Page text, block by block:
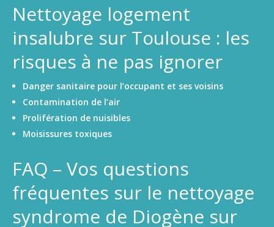
Nettoyage logement
insalubre sur Toulouse : les
risques à ne pas ignorer
Danger sanitaire pour l’occupant et ses voisins
Contamination de l’air
Prolifération de nuisibles
Moisissures toxiques
FAQ – Vos questions
fréquentes sur le nettoyage
syndrome de Diogène sur